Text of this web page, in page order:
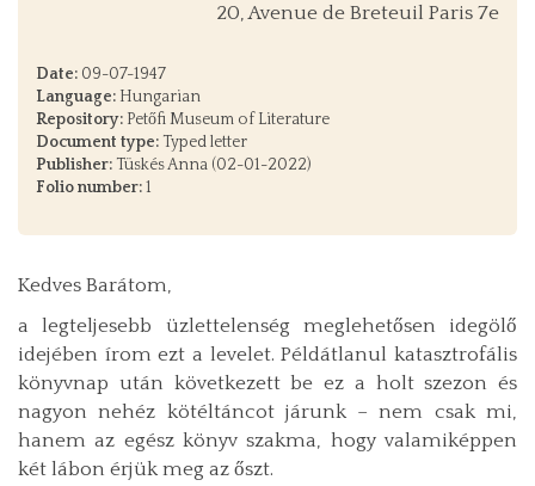
20, Avenue de Breteuil Paris 7e
Date: 09-07-1947
Language: Hungarian
Repository: Petőfi Museum of Literature
Document type: Typed letter
Publisher: Tüskés Anna (02-01-2022)
Folio number:1
Kedves Barátom,
a legteljesebb üzlettelenség meglehetősen idegölő
idejében írom ezt a levelet. Példátlanul katasztrofális
könyvnap után következett be ez a holt szezon és
nagyon nehéz kötéltáncot járunk – nem csak mi,
hanem az egész könyv szakma, hogy valamiképpen
két lábon érjük meg az őszt.